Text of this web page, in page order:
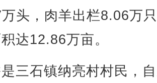
头，肉羊出栏8.06万
达12.86万亩。
石镇纳亮村村民，